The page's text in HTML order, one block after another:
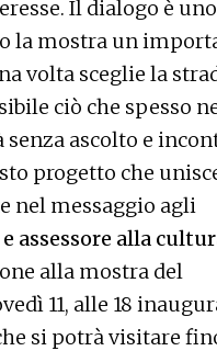
Il dialogo è
la mostra un
volta sceglie la
ciò che spesso
ascolto e
progetto che
nel messaggio agli
assessore alla
alla mostra del
11, alle 18
si potrà visitare